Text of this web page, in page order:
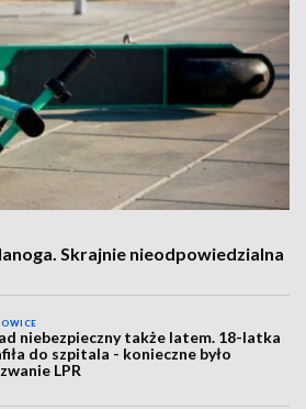
Skrajnie nieodpowiedzialna
niebezpieczny także latem. 18-latka
do szpitala - konieczne było
LPR